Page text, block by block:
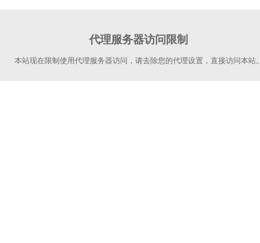
代理服务器访问限制
本站现在限制使用代理服务器访问，请去除您的代理设置，直接访问本站。